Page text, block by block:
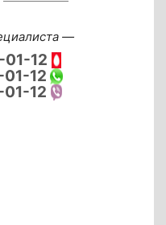
—
01-12
01-12
01-12